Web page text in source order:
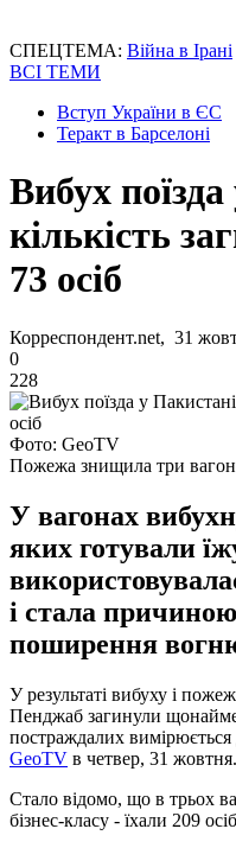
СПЕЦТЕМА: Війна в Ірані
ВСІ ТЕМИ
Вступ України в ЄС
Теракт в Барселоні
Вибух
кількість
73 осіб
Корреспондент.net, 31
0
228
Фото: GeoTV
Пожежа знищила три
У вагонах
яких готували
і стала
поширення
У результаті вибуху і
Пенджаб загинули
постраждалих вимірюється
GeoTV в четвер, 31 жовтня.
Стало відомо, що в трьох
бізнес-класу - їхали 209